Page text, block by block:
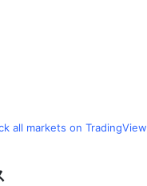
all markets on TradingView